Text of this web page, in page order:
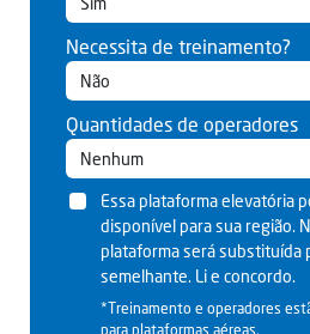
Necessita de treinamento?
Quantidades de operadores
Essa plataforma elevatória
disponível para sua região.
plataforma será substituída
semelhante. Li e concordo.
*Treinamento e operadores
para plataformas aéreas.